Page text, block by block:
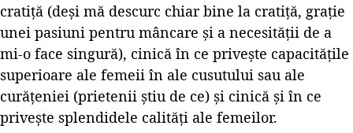
cratiţă (deşi mă descurc chiar bine la cratiţă, graţie
unei pasiuni pentru mâncare şi a necesităţii de a
mi-o face singură), cinică în ce priveşte capacităţile
superioare ale femeii în ale cusutului sau ale
curăţeniei (prietenii ştiu de ce) şi cinică şi în ce
priveşte splendidele calităţi ale femeilor.